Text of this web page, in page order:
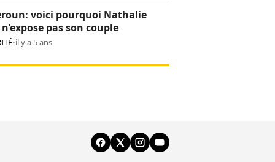
voici pourquoi Nathalie
pas son couple
•il y a 5 ans